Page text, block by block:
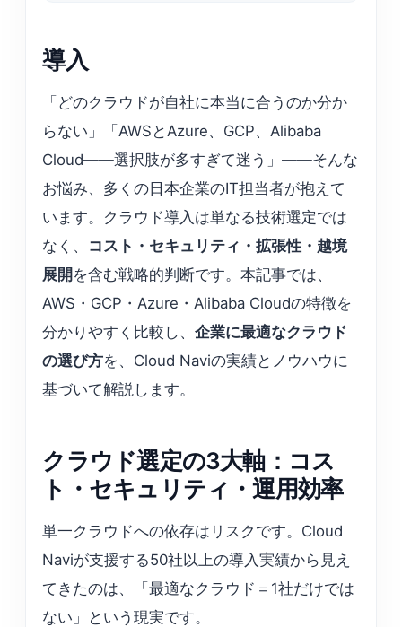
導入
「どのクラウドが自社に本当に合うのか分か
らない」「AWSとAzure、GCP、Alibaba
Cloud——選択肢が多すぎて迷う」——そんな
お悩み、多くの日本企業のIT担当者が抱えて
います。クラウド導入は単なる技術選定では
なく、 コスト・セキュリティ・拡張性・越境
展開 を含む戦略的判断です。本記事では、
AWS・GCP・Azure・Alibaba Cloudの特徴を
分かりやすく比較し、企業に最適なクラウド
の選び方を、Cloud Naviの実績とノウハウに
基づいて解説します。
クラウド選定の3大軸：コス
ト・セキュリティ・運用効率
単一クラウドへの依存はリスクです。Cloud
Naviが支援する50社以上の導入実績から見え
てきたのは、「最適なクラウド＝1社だけでは
ない」という現実です。